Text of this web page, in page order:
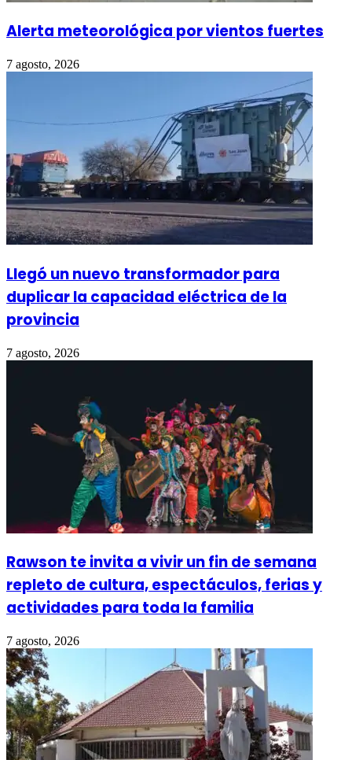
Alerta meteorológica por vientos fuertes
7 agosto, 2026
Llegó un nuevo transformador para
duplicar la capacidad eléctrica de la
provincia
7 agosto, 2026
Rawson te invita a vivir un fin de semana
repleto de cultura, espectáculos, ferias y
actividades para toda la familia
7 agosto, 2026